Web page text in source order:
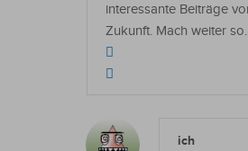
interessante Beiträge
Zukunft. Mach weiter
ich